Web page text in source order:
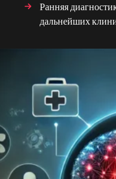
Ранняя
дальнейших